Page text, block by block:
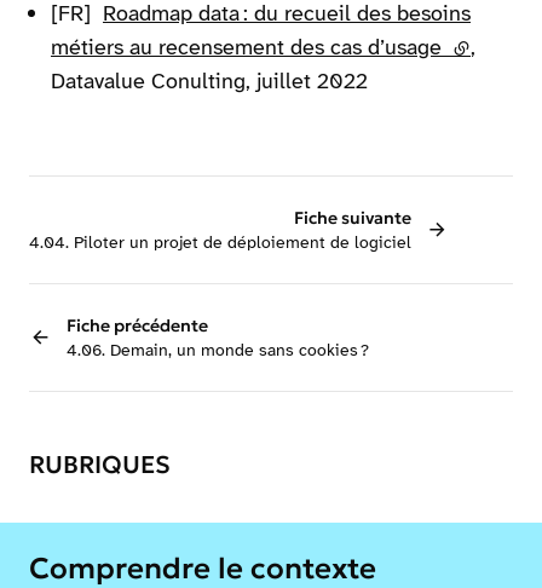
[FR] Roadmap data : du recueil des besoins
métiers au recensement des cas d’usage (lien
,
Datavalue Conulting, juillet 2022
Fiche précédente
4.06. Demain, un monde sans cookies ?
Fiche suivante
4.04. Piloter un projet de déploiement de logiciel
RUBRIQUES
Comprendre le contexte